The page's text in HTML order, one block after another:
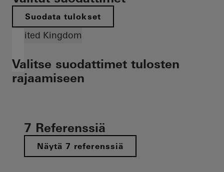
Suodata tulokset
United Kingdom
Valitse suodattimet tulosten
rajaamiseen
7 Referenssiä
Näytä 7 referenssiä